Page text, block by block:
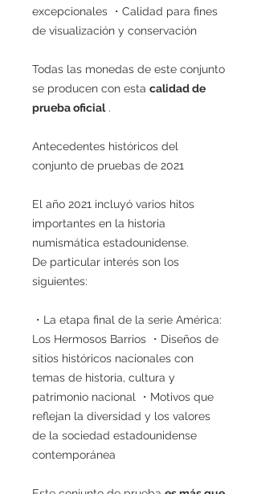
excepcionales ・Calidad para fines
de visualización y conservación
Todas las monedas de este conjunto
se producen con esta calidad de
prueba oficial.
Antecedentes históricos del
conjunto de pruebas de 2021
El año 2021 incluyó varios hitos
importantes en la historia
numismática estadounidense.
De particular interés son los
siguientes:
・La etapa final de la serie América:
Los Hermosos Barrios ・Diseños de
sitios históricos nacionales con
temas de historia, cultura y
patrimonio nacional ・Motivos que
reflejan la diversidad y los valores
de la sociedad estadounidense
contemporánea